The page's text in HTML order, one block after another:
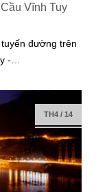
Vĩnh Tuy
đường trên
-…
TH4/ 14